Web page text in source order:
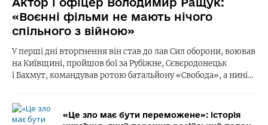
Актор і офіцер Володимир Ращук:
«Воєнні фільми не мають нічого
спільного з війною»
У перші дні вторгнення він став до лав Сил оборони, воював
на Київщині, пройшов бої за Рубіжне, Сєвєродонецьк
і Бахмут, командував ротою батальйону «Свобода», а нині…
«Це зло має бути переможене»: історія